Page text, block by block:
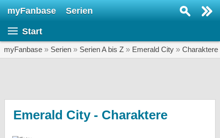
myFanbase Serien
Start
myFanbase » Serien » Serien A bis Z » Emerald City » Charaktere
Emerald City - Charaktere
SERIEN